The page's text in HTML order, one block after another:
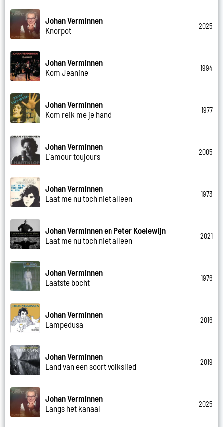
Johan Verminnen
Knorpot
2025
Johan Verminnen
Kom Jeanine
1994
Johan Verminnen
Kom reik me je hand
1977
Johan Verminnen
L'amour toujours
2005
Johan Verminnen
Laat me nu toch niet alleen
1973
Johan Verminnen en Peter Koelewijn
Laat me nu toch niet alleen
2021
Johan Verminnen
Laatste bocht
1976
Johan Verminnen
Lampedusa
2016
Johan Verminnen
Land van een soort volkslied
2019
Johan Verminnen
Langs het kanaal
2025